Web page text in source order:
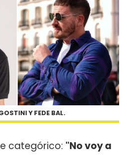
Y FEDE BAL.
categórico: "No voy a